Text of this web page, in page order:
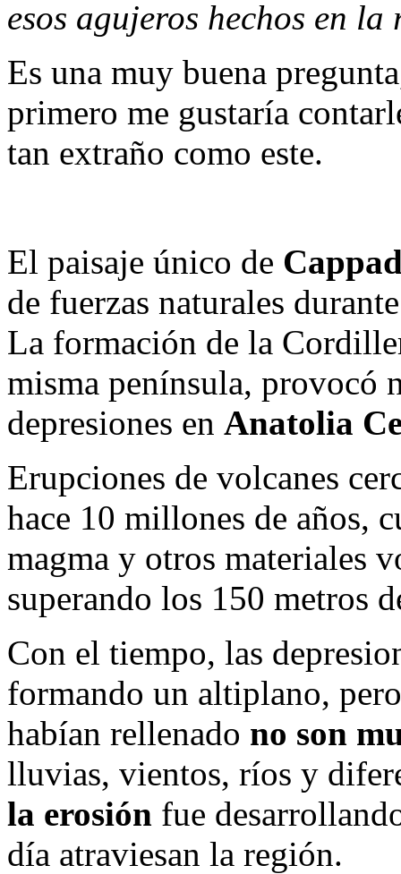
esos agujeros hechos en
Es una muy buena
primero me gustaría
tan extraño como este.
El paisaje único de
de fuerzas naturales
La formación de la
misma península, provocó
depresiones en Anatolia
Erupciones de volcanes
hace 10 millones de años,
magma y otros materiales
superando los 150 metros
Con el tiempo, las
formando un altiplano,
habían rellenado no son
lluvias, vientos, ríos y
la erosión fue
día atraviesan la región.